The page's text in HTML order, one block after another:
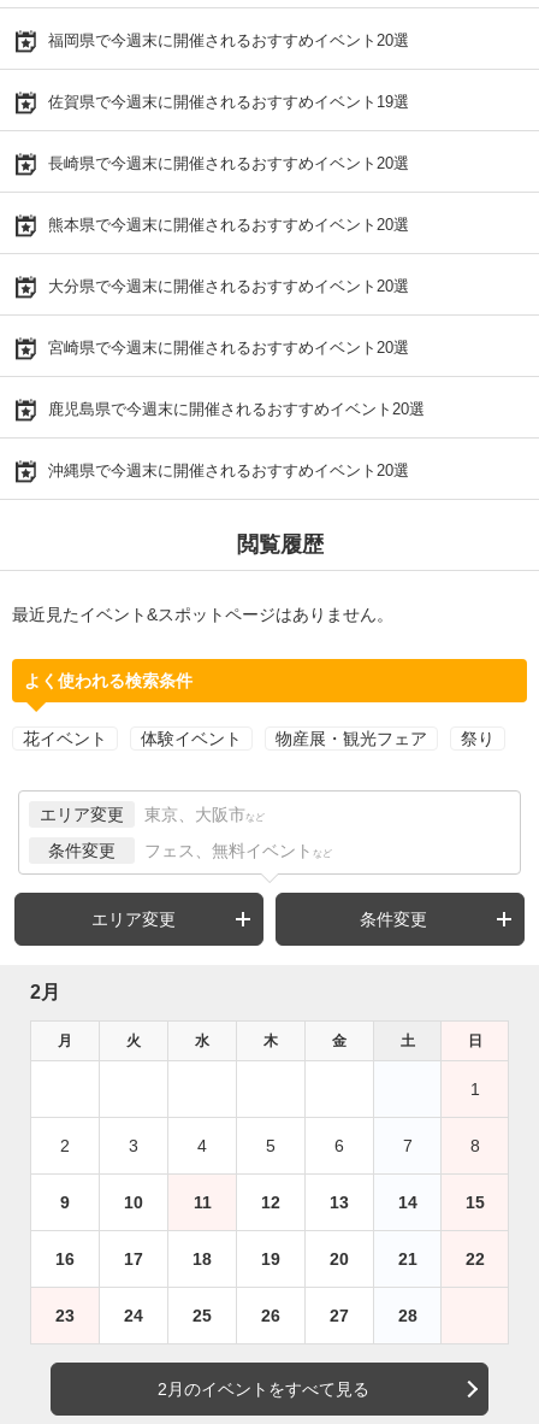
福岡県で今週末に開催されるおすすめイベント20選
佐賀県で今週末に開催されるおすすめイベント19選
長崎県で今週末に開催されるおすすめイベント20選
熊本県で今週末に開催されるおすすめイベント20選
大分県で今週末に開催されるおすすめイベント20選
宮崎県で今週末に開催されるおすすめイベント20選
鹿児島県で今週末に開催されるおすすめイベント20選
沖縄県で今週末に開催されるおすすめイベント20選
閲覧履歴
最近見たイベント&スポットページはありません。
よく使われる検索条件
花イベント 体験イベント 物産展・観光フェア 祭り
エリア変更 東京、大阪市 など
条件変更 フェス、無料イベント など
エリア変更 条件変更
2月
月 火 水 木 金 土 日
1
2 3 4 5 6 7 8
9 10 11 12 13 14 15
16 17 18 19 20 21 22
23 24 25 26 27 28
2月のイベントをすべて見る